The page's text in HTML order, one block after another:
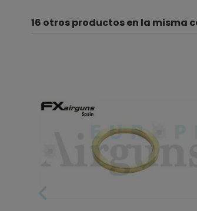
16 otros productos en la misma